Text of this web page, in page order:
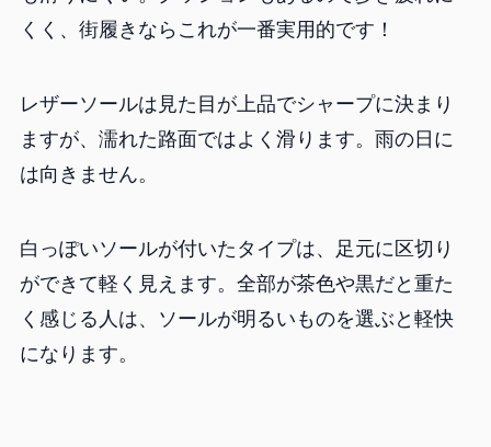
くく、街履きならこれが一番実用的です！
レザーソールは見た目が上品でシャープに決まり
ますが、濡れた路面ではよく滑ります。雨の日に
は向きません。
白っぽいソールが付いたタイプは、足元に区切り
ができて軽く見えます。全部が茶色や黒だと重た
く感じる人は、ソールが明るいものを選ぶと軽快
になります。